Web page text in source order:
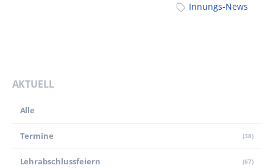
Innungs-News
AKTUELL
Alle
Termine (38)
Lehr­abschluss­feiern (67)